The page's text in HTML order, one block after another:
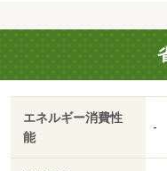
めればいいかわからな
い」そんな方もご安心
入力するだけ。お部屋
ーズに。・賃貸保証等
ーブ株式会社 契約時
託料：賃料総額の２．
エネルギー消費性
能
-